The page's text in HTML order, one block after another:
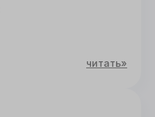
читать»